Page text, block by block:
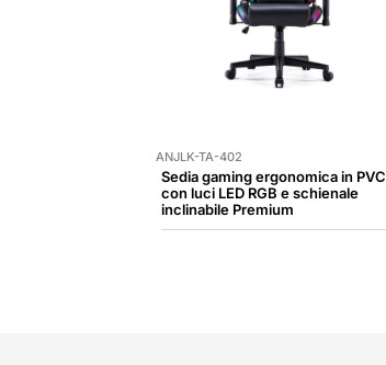
ANJLK-TA-402
Sedia gaming ergonomica in PVC
con luci LED RGB e schienale
inclinabile Premium